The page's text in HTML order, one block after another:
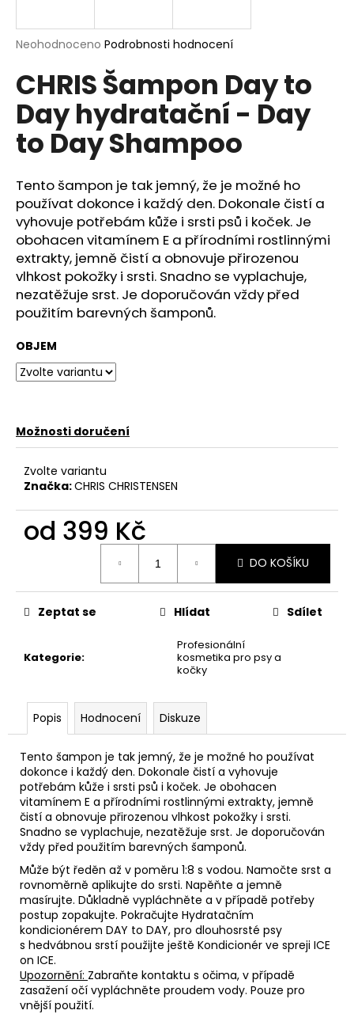
Průměrné
produktu
je
0,0
5
hvězdiček.
Neohodnoceno Podrobnosti hodnocení
CHRIS Šampon Day to
Day hydratační - Day
to Day Shampoo
Tento šampon je tak jemný, že je možné ho
používat dokonce i každý den. Dokonale čistí a
vyhovuje potřebám kůže i srsti psů i koček. Je
obohacen vitamínem E a přírodními rostlinnými
extrakty, jemně čistí a obnovuje přirozenou
vlhkost pokožky i srsti. Snadno se vyplachuje,
nezatěžuje srst. Je doporučován vždy před
použitím barevných šamponů.
OBJEM
Možnosti doručení
Zvolte variantu
Značka:CHRIS CHRISTENSEN
od 399 Kč
DO KOŠÍKU
Kategorie:
Profesionální
kosmetika pro psy a
kočky
Zeptat se Hlídat Sdílet
Popis Hodnocení Diskuze
Tento šampon je tak jemný, že je možné ho používat
dokonce i každý den. Dokonale čistí a vyhovuje
potřebám kůže i srsti psů i koček. Je obohacen
vitamínem E a přírodními rostlinnými extrakty, jemně
čistí a obnovuje přirozenou vlhkost pokožky i srsti.
Snadno se vyplachuje, nezatěžuje srst. Je doporučován
vždy před použitím barevných šamponů.
Může být ředěn až v poměru 1:8 s vodou. Namočte srst a
rovnoměrně aplikujte do srsti. Napěňte a jemně
masírujte. Důkladně vypláchněte a v případě potřeby
postup zopakujte. Pokračujte Hydratačním
kondicionérem DAY to DAY, pro dlouhosrsté psy
s hedvábnou srstí použijte ještě Kondicionér ve spreji ICE
on ICE.
Upozornění: Zabraňte kontaktu s očima, v případě
zasažení očí vypláchněte proudem vody. Pouze pro
vnější použití.
j
t
?
HLEDAT
D
o
p
o
r
u
č
u
m
e
AS
ŠAMPON
KONDICIONÉREM
CONDITIONING
SHAMPOO